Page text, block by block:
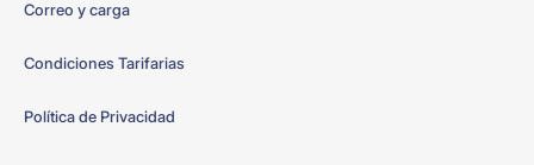
Correo y carga
Condiciones Tarifarias
Política de Privacidad